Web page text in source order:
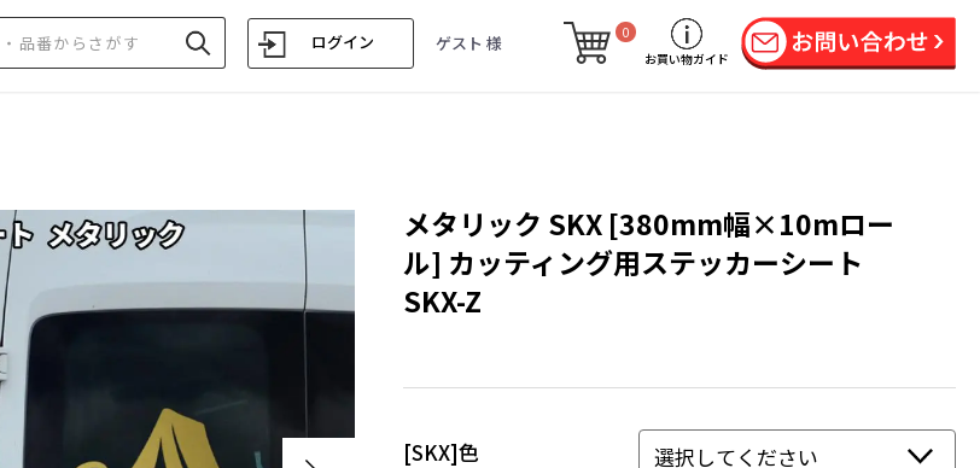
ログイン ゲスト 様
0
お買い物ガイド
メタリック SKX [380mm幅×10mロー
ル] カッティング用ステッカーシート
SKX-Z
[SKX]色